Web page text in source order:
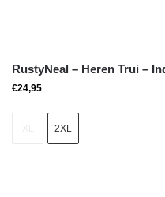
RustyNeal – Heren Trui –
€24,95
2XL